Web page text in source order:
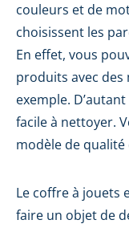
couleurs et de
choisissent les
En effet, vous
produits avec des
exemple.
facile à nettoyer.
modèle de
Le coffre à jouets
faire un objet de